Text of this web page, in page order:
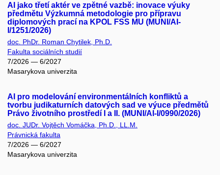
AI jako třetí aktér ve zpětné vazbě: inovace výuky
předmětu Výzkumná metodologie pro přípravu
diplomových prací na KPOL FSS MU (MUNI/AI-
I/1251/2026)
doc. PhDr. Roman Chytilek, Ph.D.
Fakulta sociálních studií
7/2026 — 6/2027
Masarykova univerzita
AI pro modelování environmentálních konfliktů a
tvorbu judikaturních datových sad ve výuce předmětů
Právo životního prostředí I a II. (MUNI/AI-I/0990/2026)
doc. JUDr. Vojtěch Vomáčka, Ph.D., LL.M.
Právnická fakulta
7/2026 — 6/2027
Masarykova univerzita